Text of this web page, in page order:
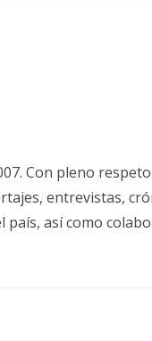
Con pleno
entrevistas,
así como